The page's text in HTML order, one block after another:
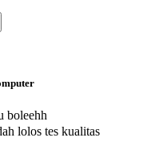
boleehh
lolos tes kualitas